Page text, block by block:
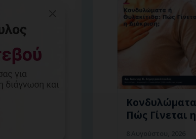
Πώς Γίνεται